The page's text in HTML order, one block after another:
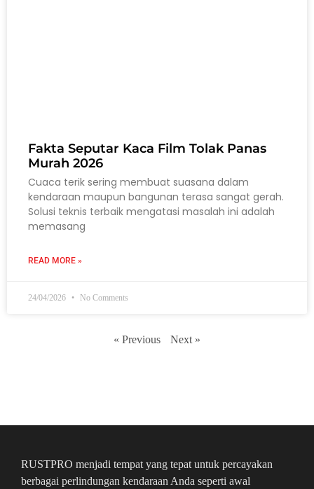
Fakta Seputar Kaca Film Tolak Panas
Murah 2026
Cuaca terik sering membuat suasana dalam
kendaraan maupun bangunan terasa sangat gerah.
Solusi teknis terbaik mengatasi masalah ini adalah
memasang
READ MORE »
24/04/2026 No Comments
« Previous Next »
RUSTPRO menjadi tempat yang tepat untuk percayakan
berbagai perlindungan kendaraan Anda seperti awal